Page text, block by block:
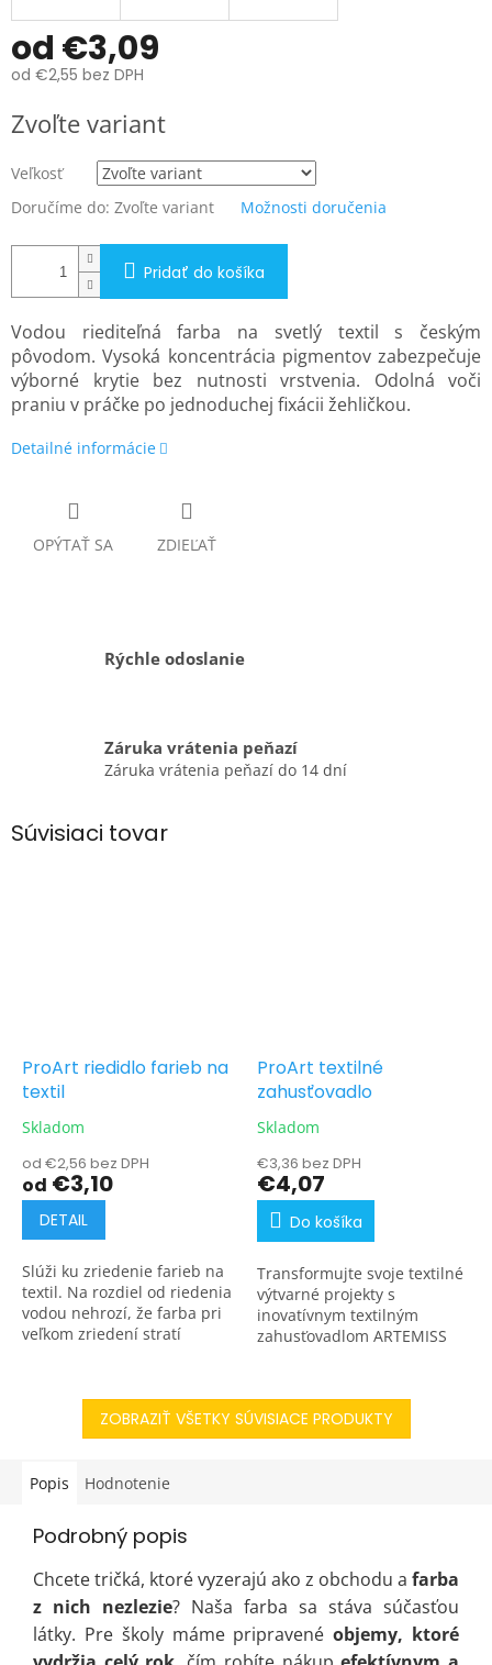
od €3,09
od €2,55 bez DPH
cena:
Zvoľte variant
Veľkosť
Doručíme do: Zvoľte variant Možnosti doručenia
Pridať do košíka
Vodou riediteľná farba na svetlý textil s českým
pôvodom. Vysoká koncentrácia pigmentov zabezpečuje
výborné krytie bez nutnosti vrstvenia. Odolná voči
praniu v práčke po jednoduchej fixácii žehličkou.
Detailné informácie
OPÝTAŤ SA ZDIEĽAŤ
Rýchle odoslanie
Záruka vrátenia peňazí
Záruka vrátenia peňazí do 14 dní
Súvisiaci tovar
ProArt riedidlo farieb na
textil
Skladom
od €2,56 bez DPH
od €3,10
DETAIL
Slúži ku zriedenie farieb na
textil. Na rozdiel od riedenia
vodou nehrozí, že farba pri
veľkom zriedení stratí
ProArt textilné
zahusťovadlo
Skladom
€3,36 bez DPH
€4,07
Do košíka
Transformujte svoje textilné
výtvarné projekty s
inovatívnym textilným
zahusťovadlom ARTEMISS
zahusťovadlo je
nevyhnutným...
ZOBRAZIŤ VŠETKY SÚVISIACE PRODUKTY
Popis Hodnotenie
Podrobný popis
Chcete tričká, ktoré vyzerajú ako z obchodu a farba
z nich nezlezie? Naša farba sa stáva súčasťou
látky. Pre školy máme pripravenéobjemy, ktoré